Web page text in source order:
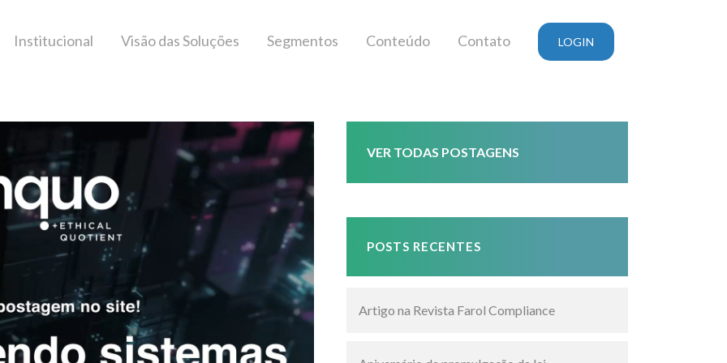
Institucional Visão das Soluções Segmentos Conteúdo Contato LOGIN
VER TODAS POSTAGENS
POSTS RECENTES
Artigo na Revista Farol Compliance